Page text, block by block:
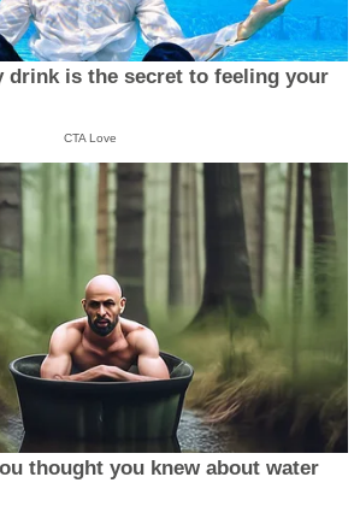
drink is the secret to feeling your
CTA Love
thought you knew about water